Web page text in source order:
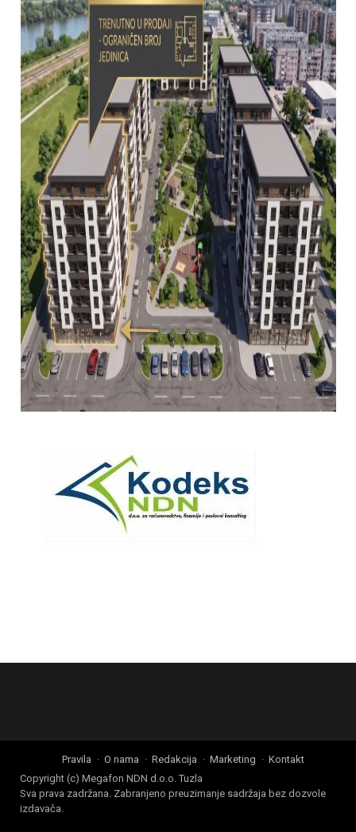
Pravila O nama Redakcija Marketing
Kontakt
Copyright (c) Megafon NDN d.o.o. Tuzla
Sva prava zadržana. Zabranjeno preuzimanje sadržaja bez dozvole
izdavača.